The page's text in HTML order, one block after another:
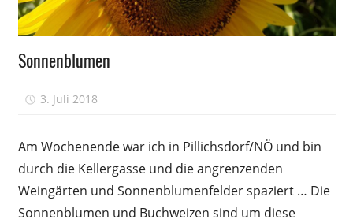
Honig
Tracht
Sonnenblumen
3. Juli 2018
Am Wochenende war ich in Pillichsdorf/NÖ und bin
durch die Kellergasse und die angrenzenden
Weingärten und Sonnenblumenfelder spaziert … Die
Sonnenblumen und Buchweizen sind um diese